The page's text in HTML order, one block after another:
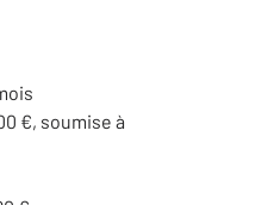
€, soumise à